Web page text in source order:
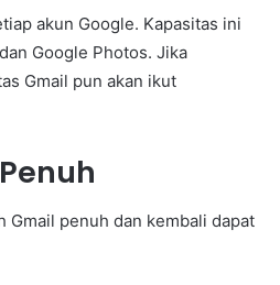
akun Google. Kapasitas ini
Google Photos. Jika
Gmail pun akan ikut
Gmail penuh dan kembali dapat